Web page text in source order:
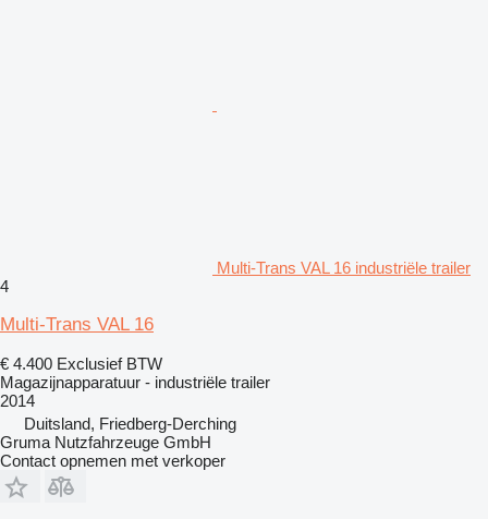
Multi-Trans VAL 16 industriële trailer
4
Multi-Trans VAL 16
€ 4.400 Exclusief BTW
Magazijnapparatuur - industriële trailer
2014
Duitsland, Friedberg-Derching
Gruma Nutzfahrzeuge GmbH
Contact opnemen met verkoper